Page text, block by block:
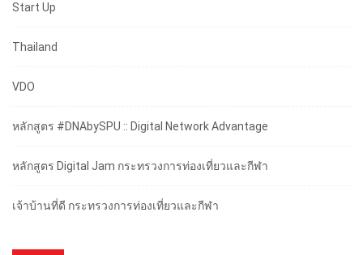
Start Up
Thailand
VDO
หลักสูตร #DNAbySPU :: Digital Network Advantage
หลักสูตร Digital Jam กระทรวงการท่องเที่ยวและกีฬา
เจ้าบ้านที่ดี กระทรวงการท่องเที่ยวและกีฬา